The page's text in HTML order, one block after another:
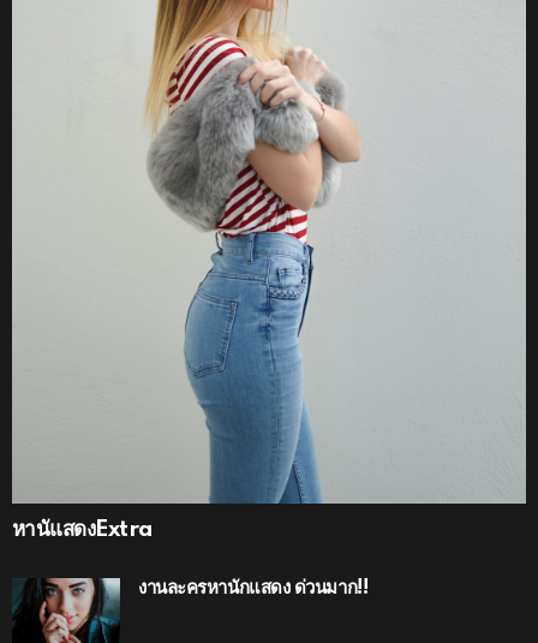
หานัแสดงExtra
งานละครหานักแสดง ด่วนมาก!!